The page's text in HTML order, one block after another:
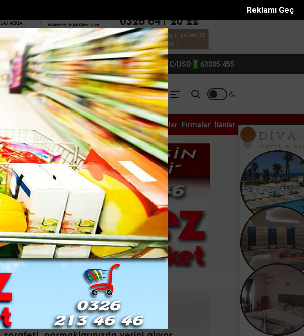
Reklamı Geç
53.5186 ALTIN 6214.0 BTC/USD 63305.455
SPOR SAĞLIK SİYASET YEREL ASAYİŞ
Adanada trafikte tartıştığı sürücüye testerey... Yetkili servisin önündeki beyaz
Web TV Galeri Anketler Eczaneler Firmalar İlanlar